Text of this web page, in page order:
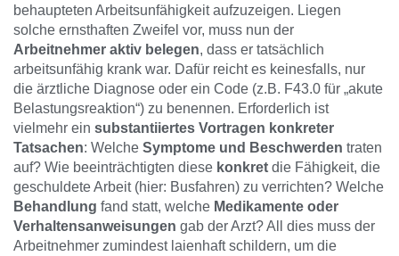
behaupteten Arbeitsunfähigkeit aufzuzeigen. Liegen
solche ernsthaften Zweifel vor, muss nun der
Arbeitnehmer aktiv belegen, dass er tatsächlich
arbeitsunfähig krank war. Dafür reicht es keinesfalls, nur
die ärztliche Diagnose oder ein Code (z.B. F43.0 für „akute
Belastungsreaktion“) zu benennen. Erforderlich ist
vielmehr ein substantiiertes Vortragen konkreter
Tatsachen: Welche Symptome und Beschwerden traten
auf? Wie beeinträchtigten diese konkret die Fähigkeit, die
geschuldete Arbeit (hier: Busfahren) zu verrichten? Welche
Behandlung fand statt, welche Medikamente oder
Verhaltensanweisungen gab der Arzt? All dies muss der
Arbeitnehmer zumindest laienhaft schildern, um die